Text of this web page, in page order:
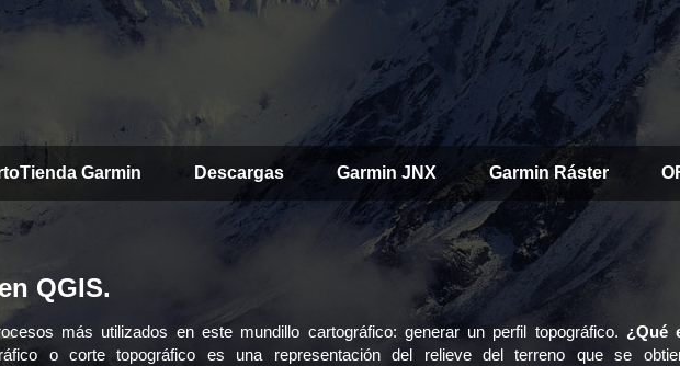
Garmin Descargas Garmin JNX Garmin Ráster
QGIS.
más utilizados en este mundillo cartográfico: generar un perfil topográfico. ¿Qué
o corte topográfico es una representación del relieve del terreno que se